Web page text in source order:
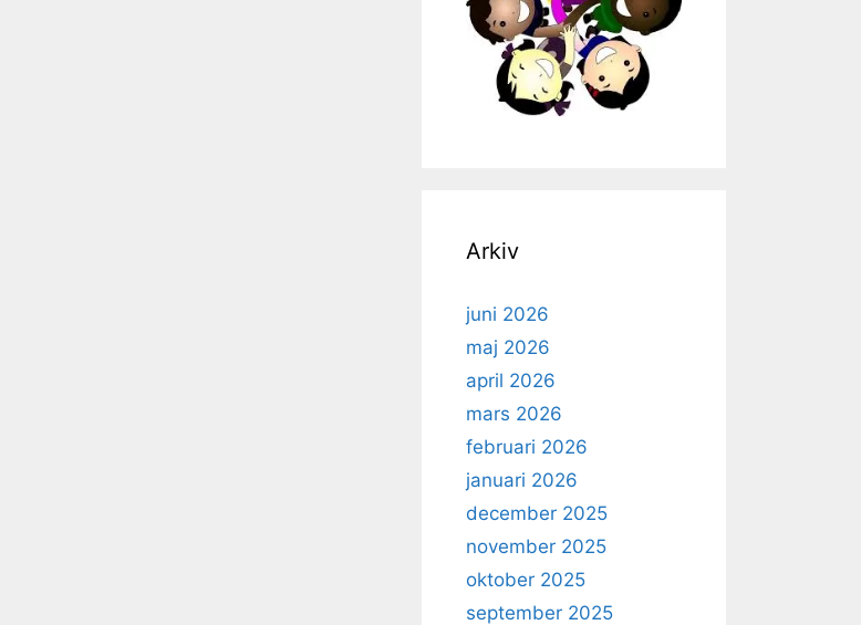
Arkiv
juni 2026
maj 2026
april 2026
mars 2026
februari 2026
januari 2026
december 2025
november 2025
oktober 2025
september 2025